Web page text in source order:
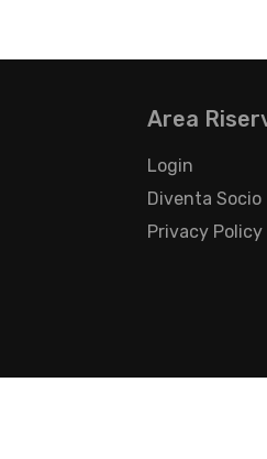
Area
Login
Diventa Socio
Privacy Policy